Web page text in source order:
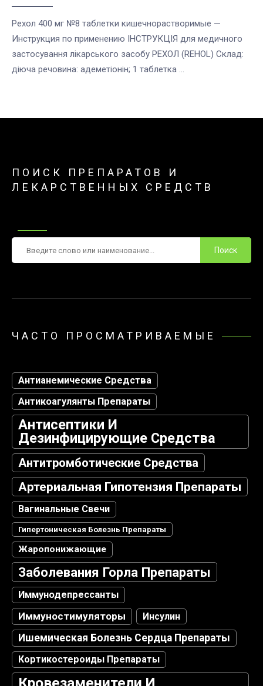
Рехол 400 мг №8 таблетки кишечнорастворимые —
Инструкция по применению ІНСТРУКЦІЯ для медичного
застосування лікарського засобу РЕХОЛ (REHOL) Склад:
діюча речовина: адеметіонін; 1 таблетка ...
ПОИСК ПРЕПАРАТОВ И
ЛЕКАРСТВЕННЫХ СРЕДСТВ
ЧАСТО ПРОСМАТРИВАЕМЫЕ
Антианемические Средства
Антикоагулянты Препараты
Антисептики И
Дезинфицирующие Средства
Антитромботические Средства
Артериальная Гипотензия Препараты
Вагинальные Свечи
Гипертоническая Болезнь Препараты
Жаропонижающие
Заболевания Горла Препараты
Иммунодепрессанты
Иммуностимуляторы Инсулин
Ишемическая Болезнь Сердца Препараты
Кортикостероиды Препараты